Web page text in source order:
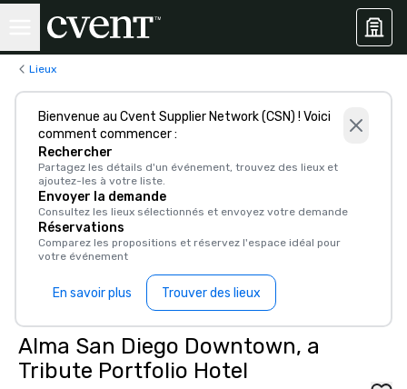
Lieux
Bienvenue au Cvent Supplier Network (CSN) ! Voici
comment commencer :
Rechercher
Partagez les détails d'un événement, trouvez des lieux et
ajoutez-les à votre liste.
Envoyer la demande
Consultez les lieux sélectionnés et envoyez votre demande
Réservations
Comparez les propositions et réservez l'espace idéal pour
votre événement
En savoir plus Trouver des lieux
Alma San Diego Downtown, a
Tribute Portfolio Hotel